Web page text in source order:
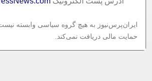
ایران‌پرس‌نیوز به هیچ گروه سیاسی وابسته
حمایت مالی دریافت نمی‌کند.